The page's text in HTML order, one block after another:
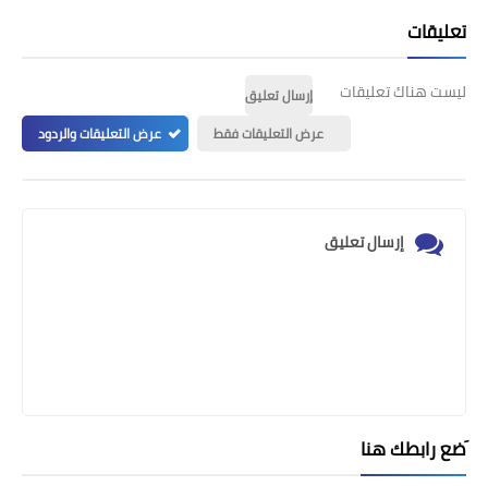
تعليقات
ليست هناك تعليقات
إرسال تعليق
عرض التعليقات فقط
عرض التعليقات والردود
إرسال تعليق
َضع رابطك هنا